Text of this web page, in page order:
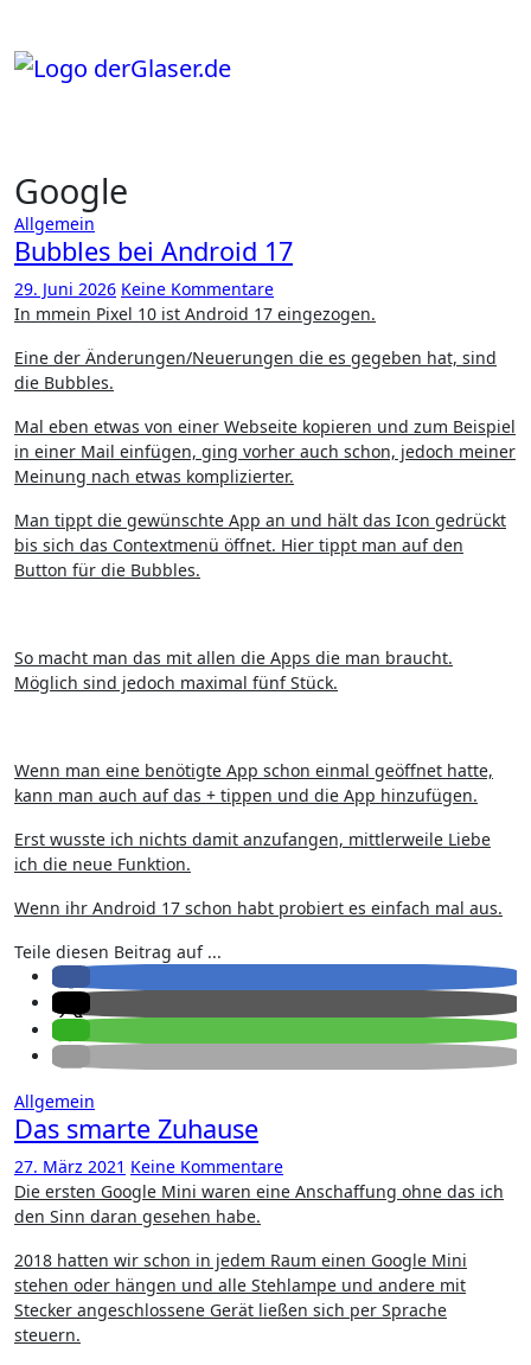
springen
Google
Allgemein
Bubbles bei Android 17
29. Juni 2026 Keine Kommentare
In mmein Pixel 10 ist Android 17 eingezogen.
Eine der Änderungen/Neuerungen die es gegeben hat, sind
die Bubbles.
Mal eben etwas von einer Webseite kopieren und zum Beispiel
in einer Mail einfügen, ging vorher auch schon, jedoch meiner
Meinung nach etwas komplizierter.
Man tippt die gewünschte App an und hält das Icon gedrückt
bis sich das Contextmenü öffnet. Hier tippt man auf den
Button für die Bubbles.
So macht man das mit allen die Apps die man braucht.
Möglich sind jedoch maximal fünf Stück.
Wenn man eine benötigte App schon einmal geöffnet hatte,
kann man auch auf das + tippen und die App hinzufügen.
Erst wusste ich nichts damit anzufangen, mittlerweile Liebe
ich die neue Funktion.
Wenn ihr Android 17 schon habt probiert es einfach mal aus.
Teile diesen Beitrag auf ...
Allgemein
Das smarte Zuhause
27. März 2021 Keine Kommentare
Die ersten Google Mini waren eine Anschaffung ohne das ich
den Sinn daran gesehen habe.
2018 hatten wir schon in jedem Raum einen Google Mini
stehen oder hängen und alle Stehlampe und andere mit
Stecker angeschlossene Gerät ließen sich per Sprache
steuern.